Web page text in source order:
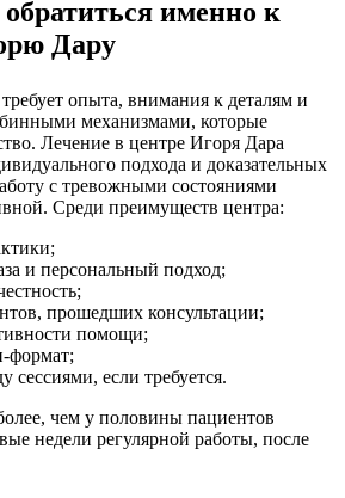
именно к
Дару
опыта, внимания к деталям и
механизмами, которые
Лечение в центре Игоря Дара
подхода и доказательных
с тревожными состояниями
Среди преимуществ центра:
и персональный подход;
прошедших консультации;
помощи;
формат;
сессиями, если требуется.
чем у половины пациентов
недели регулярной работы, после